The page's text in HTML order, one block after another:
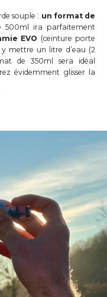
souple : un format de
500ml ira parfaitement
EVO (ceinture porte
mettre un litre d’eau (2
de 350ml sera idéal
évidemment glisser la